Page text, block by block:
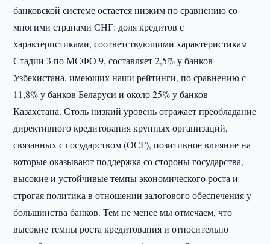
банковской системе остается низким по сравнению со
многими странами СНГ: доля кредитов с
характеристиками, соответствующими характеристикам
Стадии 3 по МСФО 9, составляет 2,5% у банков
Узбекистана, имеющих наши рейтинги, по сравнению с
11,8% у банков Беларуси и около 25% у банков
Казахстана. Столь низкий уровень отражает преобладание
директивного кредитования крупных организаций,
связанных с государством (ОСГ), позитивное влияние на
которые оказывают поддержка со стороны государства,
высокие и устойчивые темпы экономического роста и
строгая политика в отношении залогового обеспечения у
большинства банков. Тем не менее мы отмечаем, что
высокие темпы роста кредитования и относительно